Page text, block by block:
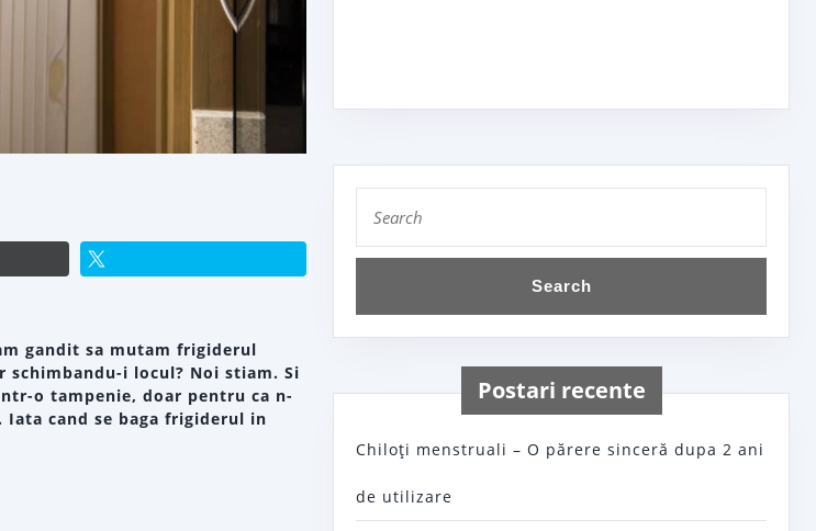
gandit sa mutam frigiderul
i locul? Noi stiam. Si
o tampenie, doar pentru ca n-
Iata cand se baga frigiderul in
for:
Postari recente
Chiloţi menstruali – O părere sinceră dupa 2 ani
de utilizare